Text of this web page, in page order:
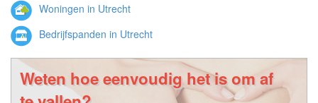
Woningen in Utrecht
Bedrijfspanden in Utrecht
Weten hoe eenvoudig het is om af